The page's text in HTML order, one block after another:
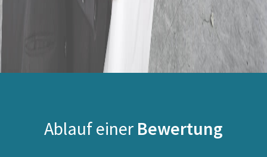
Ablauf einer Bewertung